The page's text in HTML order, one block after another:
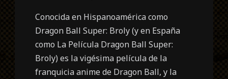
Conocida en Hispanoamérica como
Dragon Ball Super: Broly (y en España
como La Película Dragon Ball Super:
Broly) es la vigésima película de la
franquicia anime de Dragon Ball, y la